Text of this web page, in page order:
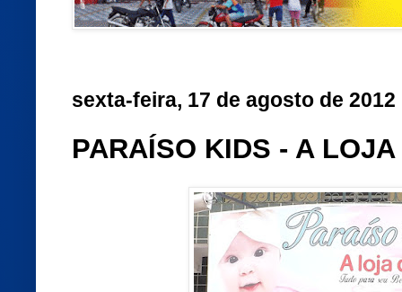
sexta-feira, 17 de agosto de 2012
PARAÍSO KIDS - A